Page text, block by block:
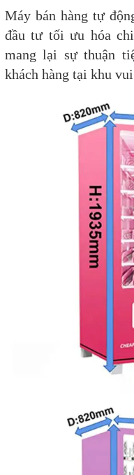
Máy bán hàng tự
đầu tư tối ưu hóa
mang lại sự thuận
khách hàng tại khu